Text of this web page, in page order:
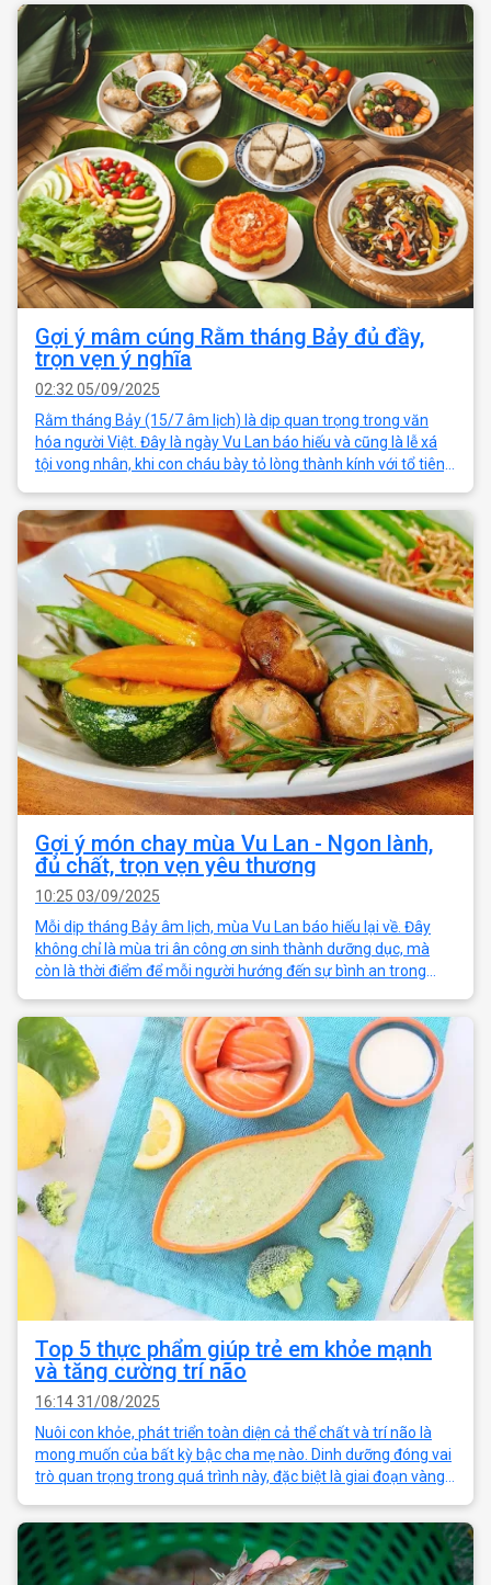
Gợi ý mâm cúng Rằm tháng Bảy đủ đầy,
trọn vẹn ý nghĩa
02:32 05/09/2025
Rằm tháng Bảy (15/7 âm lịch) là dịp quan trọng trong văn
hóa người Việt. Đây là ngày Vu Lan báo hiếu và cũng là lễ xá
tội vong nhân, khi con cháu bày tỏ lòng thành kính với tổ tiên,
Gợi ý món chay mùa Vu Lan - Ngon lành,
đủ chất, trọn vẹn yêu thương
10:25 03/09/2025
Mỗi dịp tháng Bảy âm lịch, mùa Vu Lan báo hiếu lại về. Đây
không chỉ là mùa tri ân công ơn sinh thành dưỡng dục, mà
còn là thời điểm để mỗi người hướng đến sự bình an trong
Top 5 thực phẩm giúp trẻ em khỏe mạnh
và tăng cường trí não
16:14 31/08/2025
Nuôi con khỏe, phát triển toàn diện cả thể chất và trí não là
mong muốn của bất kỳ bậc cha mẹ nào. Dinh dưỡng đóng vai
trò quan trọng trong quá trình này, đặc biệt là giai đoạn vàng